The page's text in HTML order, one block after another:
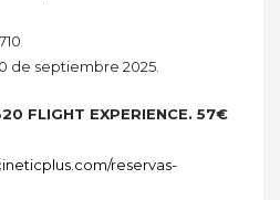
de septiembre 2025.
FLIGHT EXPERIENCE. 57€
reservas-